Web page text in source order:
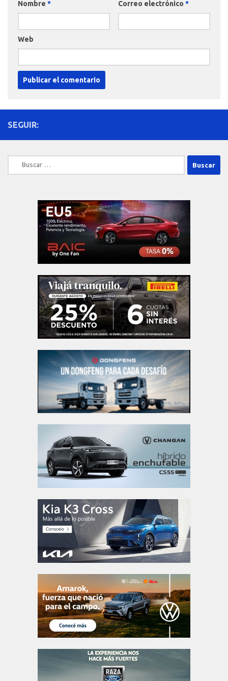
Nombre * Correo electrónico *
Web
SEGUIR:
Buscar: